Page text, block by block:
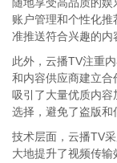
账户管理和个性化
准推送符合兴趣的内
此外，云播TV注重
和内容供应商建立合
吸引了大量优质内
选择，避免了盗版和
技术层面，云播TV
大地提升了视频传